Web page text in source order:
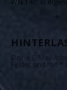
Deine E-Mail-
Felder sind mit *